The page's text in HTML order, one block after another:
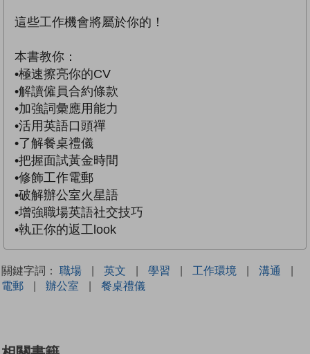
這些工作機會將屬於你的！
本書教你：
•極速擦亮你的CV
•解讀僱員合約條款
•加強詞彙應用能力
•活用英語口頭禪
•了解餐桌禮儀
•把握面試黃金時間
•修飾工作電郵
•破解辦公室火星語
•增強職場英語社交技巧
•執正你的返工look
關鍵字詞： 職場 | 英文 | 學習 | 工作環境 | 溝通
|
電郵
| 辦公室 | 餐桌禮儀